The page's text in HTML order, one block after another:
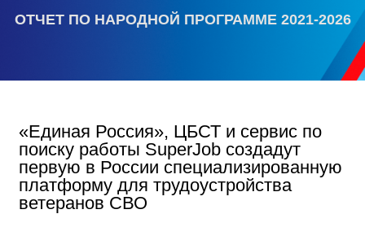
ОТЧЕТ ПО НАРОДНОЙ ПРОГРАММЕ 2021-2026
«Единая Россия», ЦБСТ и сервис по
поиску работы SuperJob создадут
первую в России специализированную
платформу для трудоустройства
ветеранов СВО